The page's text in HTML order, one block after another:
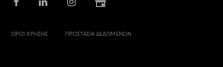
ΟΡΟΙ ΧΡΗΣΗΣ ΠΡΟΣΤΑΣΙΑ ΔΕΔΟΜΕΝΩΝ